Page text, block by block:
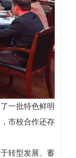
一批特色鲜明
市校合作还存
转型发展、蓄